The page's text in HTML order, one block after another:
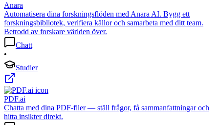
Anara
Automatisera dina forskningsflöden med Anara AI. Bygg ett
forskningsbibliotek, verifiera källor och samarbeta med ditt team.
Betrodd av forskare världen över.
Chatt
•
Studier
PDF.ai
Chatta med dina PDF-filer — ställ frågor, få sammanfattningar och
hitta insikter direkt.